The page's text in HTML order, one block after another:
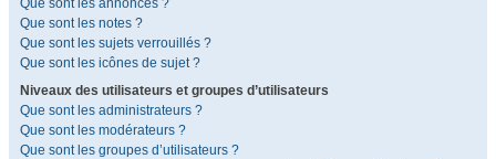
Que sont les annonces ?
Que sont les notes ?
Que sont les sujets verrouillés ?
Que sont les icônes de sujet ?
Niveaux des utilisateurs et groupes d’utilisateurs
Que sont les administrateurs ?
Que sont les modérateurs ?
Que sont les groupes d’utilisateurs ?